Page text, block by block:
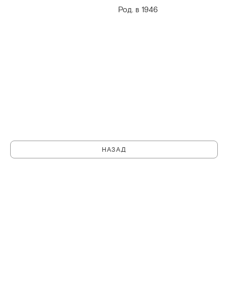
Род. в 1946
НАЗАД